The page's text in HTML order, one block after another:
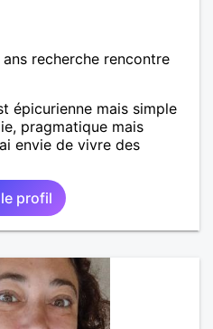
recherche rencontre
épicurienne mais simple
pragmatique mais
envie de vivre des
profil